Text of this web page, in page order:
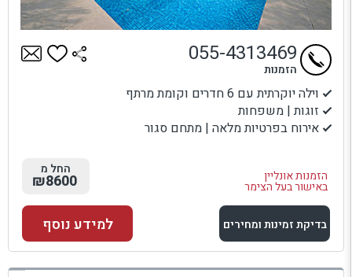
וילה יוקרתית עם 6 חדרים וקומת מרתף
זוגות | משפחות
אירוח בפרטיות מלאה | מתחם סגור
הזמנות אונליין
באישור בעל הצימר
055-4313469
הזמנות
החל מ
₪8600
בדיקת זמינות ומחירים
למתחם זה
למידע נוסף